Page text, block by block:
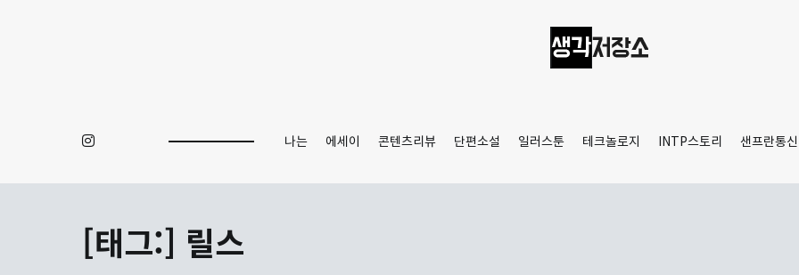
나는 에세이 콘텐츠리뷰 단편소설 일러스툰 테크놀로지 INTP스토리 샌프란통신
[태그:] 릴스